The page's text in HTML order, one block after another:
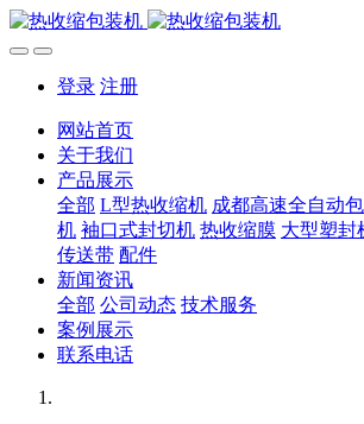
登录 注册
网站首页
关于我们
产品展示
全部 L型热收缩机 成都高速全自动
机 袖口式封切机 热收缩膜 大型塑封
传送带 配件
新闻资讯
全部 公司动态 技术服务
案例展示
联系电话